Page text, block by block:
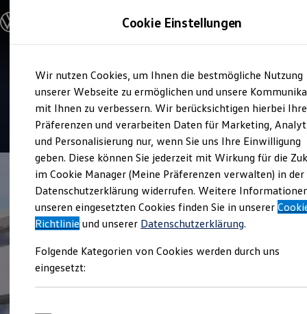
Hauptinhalt
springen
Footer
springen
Modelle und Konfigurator
Modelle vergleichen
Elektroautos
ENERGY Sondermodelle
Nutzfahrzeuge
SUV und CUV
Familienautos
Kombis
Kompaktwagen
Sportwagen
Schnell verfügbare Fahrzeuge
Angebote und Produkte
Aktuelle Angebote
E-Auto-Förderung
Volkswagen Marktplatz
Junge Gebrauchtwagen und Gebrauchtwagen
Volkswagen Zertifizierte Gebrauchtwagen
Zubehör- und Serviceangebote
Service
Autohaus Erich Gotthard
4.8| 160 Bewertungen
Cookie Einstellungen
Wir nutzen Cookies, um Ihnen die bestmögliche Nutzung
unserer Webseite zu ermöglichen und unsere
mit Ihnen zu verbessern. Wir berücksichtigen hierbei Ihre
Präferenzen und verarbeiten Daten für Marketing,
und Personalisierung nur, wenn Sie uns Ihre Einwilligung
geben. Diese können Sie jederzeit mit Wirkung für die
im Cookie Manager (Meine Präferenzen verwalten) in der
Datenschutzerklärung widerrufen. Weitere
unseren eingesetzten Cookies finden Sie in unserer
Richtlinie und unserer Datenschutzerklärung.
Folgende Kategorien von Cookies werden durch uns
eingesetzt: